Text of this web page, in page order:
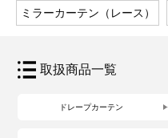
ミラーカーテン（レース）
取扱商品一覧
ドレープカーテン